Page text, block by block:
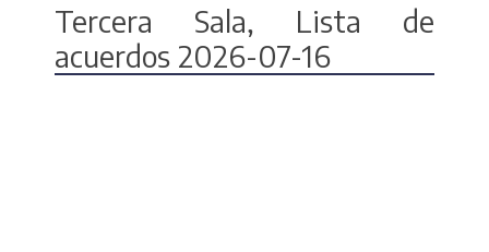
Tercera Sala, Lista de
acuerdos 2026-07-16